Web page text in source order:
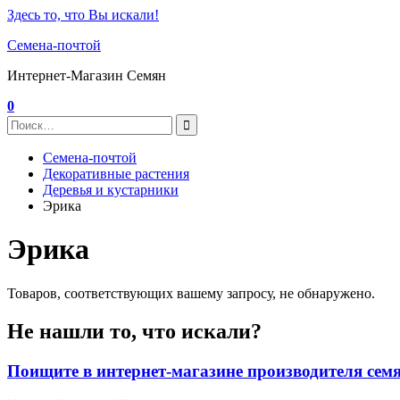
Здесь то, что Вы искали!
Семена-почтой
Интернет-Магазин Семян
0
Семена-почтой
Декоративные растения
Деревья и кустарники
Эрика
Эрика
Товаров, соответствующих вашему запросу, не обнаружено.
Не нашли то, что искали?
Поищите в интернет-магазине производителя